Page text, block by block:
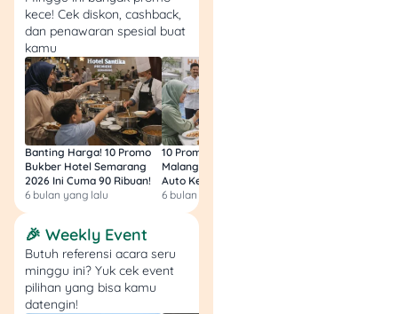
kece! Cek diskon, cashback,
dan penawaran spesial buat
kamu
Banting Harga! 10 Promo
Bukber Hotel Semarang
2026 Ini Cuma 90 Ribuan!
6 bulan yang lalu
10 Promo Bukber Hotel
Malang 2026: Start 75rb,
Auto Kenyang!
6 bulan yang lalu
🎉 Weekly Event
Butuh referensi acara seru
minggu ini? Yuk cek event
pilihan yang bisa kamu
datengin!